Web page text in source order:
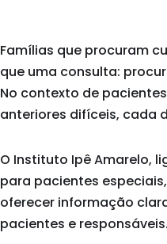
Famílias que procuram
que uma consulta:
No contexto de
anteriores difíceis, cada
O Instituto Ipê Amarelo,
para pacientes
oferecer informação
pacientes e responsáveis.